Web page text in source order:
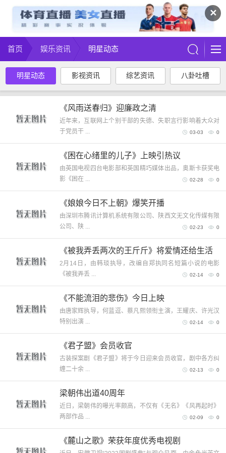
✕
首页 娱乐资讯 明星动态
明星动态 影视资讯 综艺资讯 八卦吐槽
《风雨送春归》迎廉政之清
近年来，互联网上个别干部的失德、失职言行影响着大众对
于党员干 ...
0
03-03
《困在心绪里的儿子》上映引热议
由英国电视四台电影部和英国精巧媒体出品，奥斯卡获奖电
影《困在 ...
0
02-28
《娘娘今日不上朝》爆笑开播
由深圳市腾讯计算机系统有限公司、陕西文无文化传媒有限
公司、陕 ...
0
02-23
《被我弄丢两次的王斤斤》将爱情还给生活
2月14日，由韩琰执导，改编自郑执同名短篇小说的电影
《被我弄丢 ...
0
02-14
《不能流泪的悲伤》今日上映
由唐家辉执导，何蓝逗、蔡凡熙领衔主演，王耀庆、许光汉
特别出演 ...
0
02-14
《君子盟》会员收官
古装探案剧《君子盟》将于今日迎来会员收官，剧中各方纠
缠二十余 ...
0
02-13
梁朝伟出道40周年
近日，梁朝伟的曝光率颇高，不仅有《无名》《风再起时》
两部作品 ...
0
02-09
《麓山之歌》荣获年度优秀电视剧